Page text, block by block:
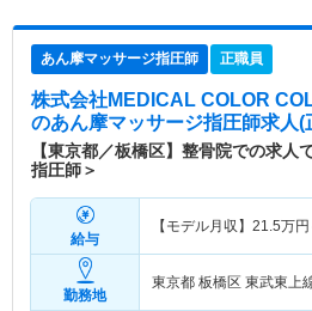
あん摩マッサージ指圧師 正職員
株式会社MEDICAL COLOR
のあん摩マッサージ指圧師求人(
【東京都／板橋区】整骨院での求人
指圧師＞
給与
【モデル月収】 21.5万円
勤務地
東京都 板橋区 東武東上